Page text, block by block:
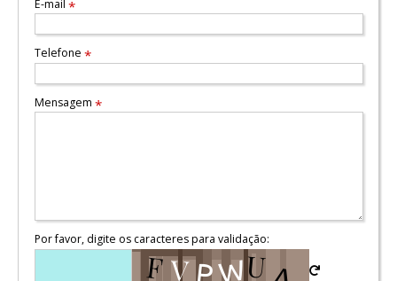
E-mail *
Telefone *
Mensagem *
Por favor, digite os caracteres para validação: